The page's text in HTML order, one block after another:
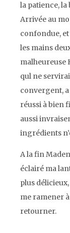
la patience,
Arrivée au
confondue,
les mains
malheureuse
qul ne
convergent,
réussi à bien
aussi
ingrédients
A la fin
éclairé ma
plus
me ramener à
retourner.